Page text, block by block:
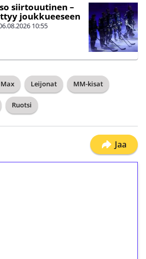
siirtouutinen –
joukkueeseen
10:55
Leijonat MM-kisat
Ruotsi
Jaa